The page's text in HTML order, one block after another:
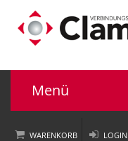
Menü
WARENKORB LOGIN